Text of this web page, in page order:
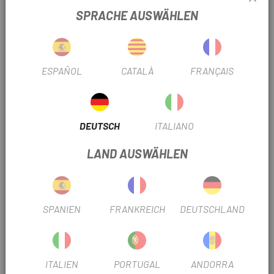
Kompatibilität: SRAM XX1 / X01 Eagle Carbon Kurbeln
Ungefähres Gewicht: 15 g
TRUSTED SHOPS REVIEWS
-20%
SPRACHE AUSWÄHLEN
ESPAÑOL CATALÀ FRANÇAIS
DEUTSCH ITALIANO
LAND AUSWÄHLEN
SPANIEN FRANKREICH DEUTSCHLAND
ITALIEN PORTUGAL ANDORRA